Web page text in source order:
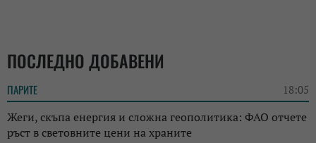
ПОСЛЕДНО ДОБАВЕНИ
ПАРИТЕ 18:05
Жеги, скъпа енергия и сложна геополитика: ФАО отчете
ръст в световните цени на храните